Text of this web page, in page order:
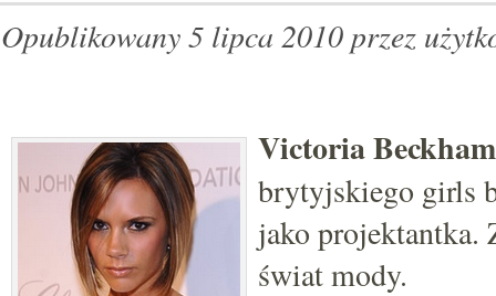
Opublikowany 5 lipca 2010przez
Victoria Beckham
brytyjskiego girls
jako projektantka.
świat mody.